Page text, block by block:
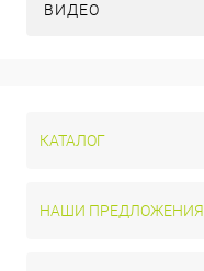
ВИДЕО
КАТАЛОГ
НАШИ ПРЕДЛОЖЕНИЯ